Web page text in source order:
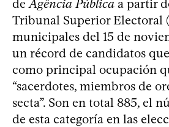
de Agência Pública a partir
Tribunal Superior Electoral
municipales del 15 de
un récord de candidatos
como principal ocupación
“sacerdotes, miembros de
secta”. Son en total 885, el
de esta categoría en las